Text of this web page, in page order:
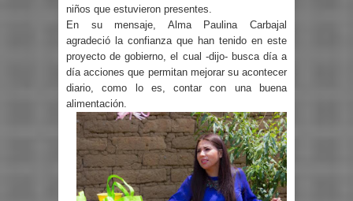
niños que estuvieron presentes.
En su mensaje, Alma Paulina Carbajal
agradeció la confianza que han tenido en este
proyecto de gobierno, el cual -dijo- busca día a
día acciones que permitan mejorar su acontecer
diario, como lo es, contar con una buena
alimentación.